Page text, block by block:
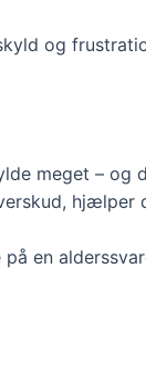
og
meget –
en